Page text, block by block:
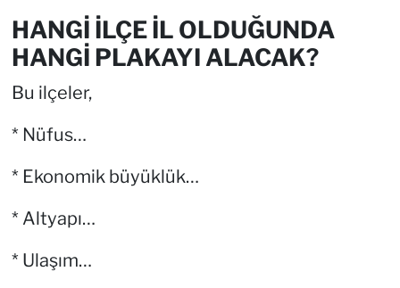
HANGİ İLÇE İL OLDUĞUNDA
HANGİ PLAKAYI ALACAK?
Bu ilçeler,
* Nüfus…
* Ekonomik büyüklük…
* Altyapı…
* Ulaşım…